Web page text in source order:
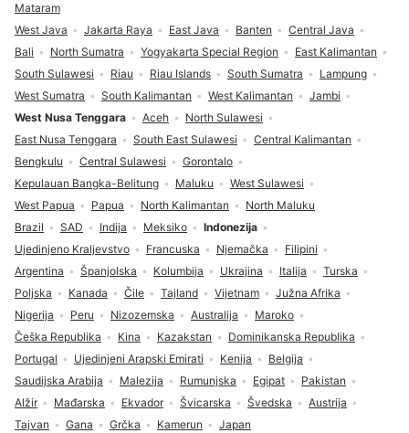
Brazil SAD Indija Meksiko
Indonezija
Ujedinjeno Kraljevstvo
Francuska Njemačka
Filipini
Argentina
Španjolska Kolumbija Ukrajina Italija
Turska
Poljska
Kanada Čile Tajland Vijetnam
Južna Afrika
Nigerija
Peru Nizozemska Australija
Maroko
Češka Republika
Kina Kazakstan
Dominikanska Republika
Portugal
Ujedinjeni Arapski Emirati Kenija
Belgija
Saudijska Arabija
Malezija Rumunjska Egipat
Pakistan
Alžir
Mađarska Ekvador Švicarska Švedska
Austrija
Tajvan
Gana Grčka Kamerun Japan
West Java Jakarta Raya East Java Banten
Central Java
Bali
North Sumatra Yogyakarta Special Region
East Kalimantan
South Sulawesi
Riau Riau Islands South Sumatra
Lampung
West Sumatra
South Kalimantan West Kalimantan
Jambi
West Nusa Tenggara
Aceh
North Sulawesi
East Nusa Tenggara
South East Sulawesi
Central Kalimantan
Bengkulu
Central Sulawesi
Gorontalo
Kepulauan Bangka-Belitung
Maluku
West Sulawesi
West Papua
Papua North Kalimantan North Maluku
Mataram